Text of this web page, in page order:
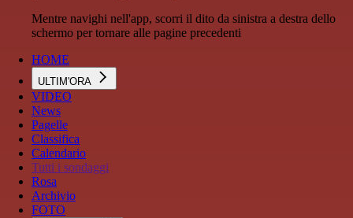
Mentre navighi nell'app, scorri il dito da sinistra a destra dello
schermo per tornare alle pagine precedenti
HOME
ULTIM'ORA
VIDEO
News
Pagelle
Classifica
Calendario
Tutti i sondaggi
Rosa
Archivio
FOTO